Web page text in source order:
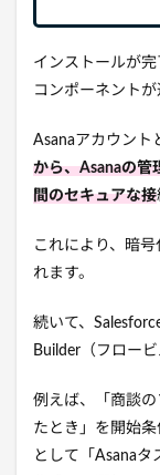
インストールが
コンポーネントが
Asanaアカウント
から、Asanaの管
間のセキュアな接
これにより、暗
れます。
続いて、
Builder（フロー
例えば、「商談
たとき」を開始
として「Asanaタ